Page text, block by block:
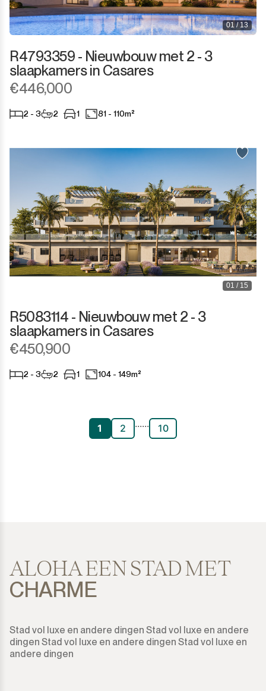
01 / 13
R4793359 - Nieuwbouw met 2 - 3
slaapkamers in Casares
€446,000
2 - 3 2 1 81 - 110m²
01 / 15
R5083114 - Nieuwbouw met 2 - 3
slaapkamers in Casares
€450,900
2 - 3 2 1 104 - 149m²
1 2 ...... 10
ALOHA EEN STAD MET
CHARME
Stad vol luxe en andere dingen Stad vol luxe en andere
dingen Stad vol luxe en andere dingen Stad vol luxe en
andere dingen